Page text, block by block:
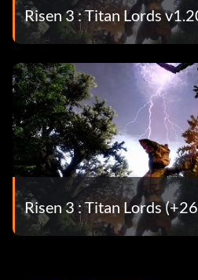
Risen 3 : Titan Lords
Risen 3 : Titan Lords